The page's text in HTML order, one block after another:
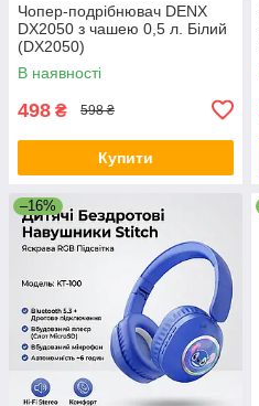
Чопер-подрібнювач DENX
DX2050 з чашею 0,5 л. Білий
(DX2050)
В наявності
498 ₴ 598 ₴
Купити
–16%